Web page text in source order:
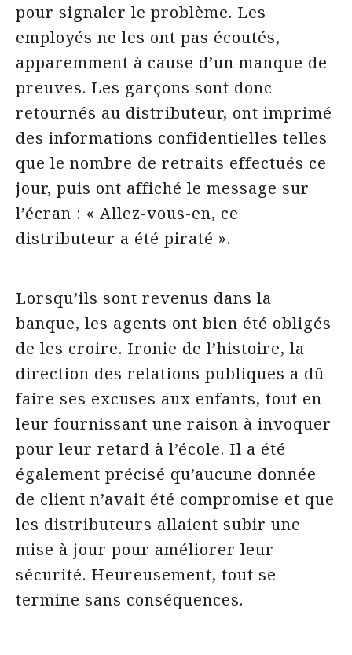
pour signaler le problème. Les
employés ne les ont pas écoutés,
apparemment à cause d’un manque de
preuves. Les garçons sont donc
retournés au distributeur, ont imprimé
des informations confidentielles telles
que le nombre de retraits effectués ce
jour, puis ont affiché le message sur
l’écran : « Allez-vous-en, ce
distributeur a été piraté ».
Lorsqu’ils sont revenus dans la
banque, les agents ont bien été obligés
de les croire. Ironie de l’histoire, la
direction des relations publiques a dû
faire ses excuses aux enfants, tout en
leur fournissant une raison à invoquer
pour leur retard à l’école. Il a été
également précisé qu’aucune donnée
de client n’avait été compromise et que
les distributeurs allaient subir une
mise à jour pour améliorer leur
sécurité. Heureusement, tout se
termine sans conséquences.